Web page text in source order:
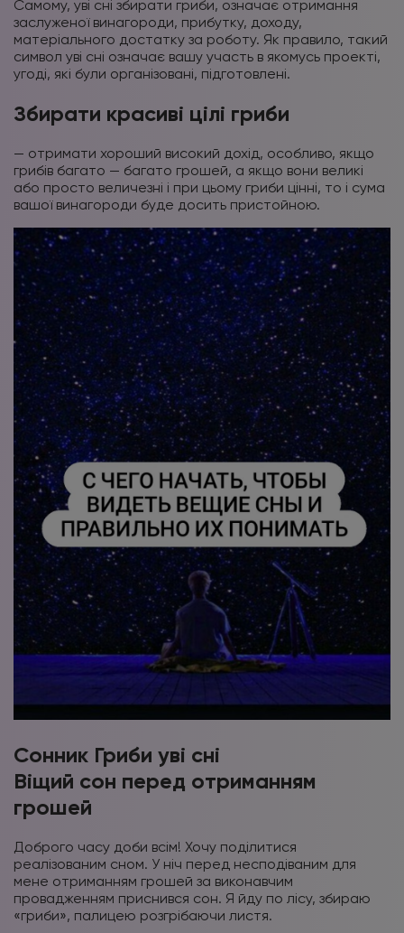
Самому, уві сні збирати гриби, означає отримання
заслуженої винагороди, прибутку, доходу,
матеріального достатку за роботу. Як правило, такий
символ уві сні означає вашу участь в якомусь проекті,
угоді, які були організовані, підготовлені.
Збирати красиві цілі гриби
— отримати хороший високий дохід, особливо, якщо
грибів багато — багато грошей, а якщо вони великі
або просто величезні і при цьому гриби цінні, то і сума
вашої винагороди буде досить пристойною.
Сонник Гриби уві сні
Віщий сон перед отриманням
грошей
Доброго часу доби всім! Хочу поділитися
реалізованим сном. У ніч перед несподіваним для
мене отриманням грошей за виконавчим
провадженням приснився сон. Я йду по лісу, збираю
«гриби», палицею розгрібаючи листя.